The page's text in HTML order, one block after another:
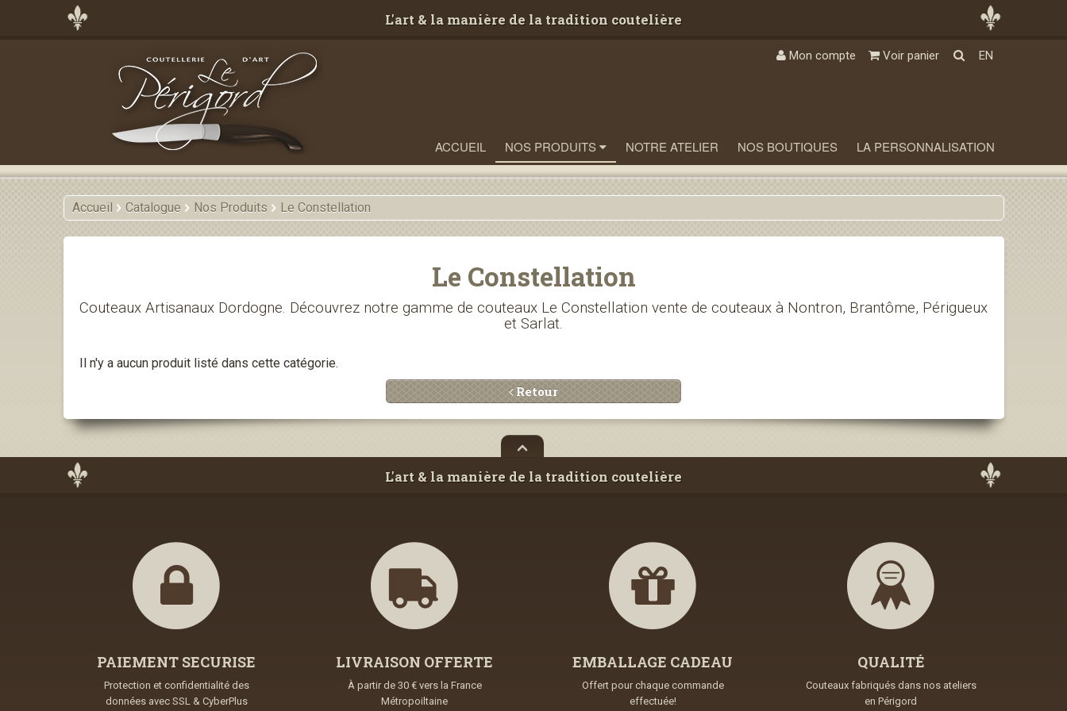
L'art & la manière de la tradition coutelière
EN
Mon compte Voir panier
ACCUEIL NOS PRODUITS NOTRE ATELIER NOS BOUTIQUES LA PERSONNALISATION
Accueil Catalogue Nos Produits Le Constellation
Le Constellation
Couteaux Artisanaux Dordogne. Découvrez notre gamme de couteaux Le Constellation vente de couteaux à Nontron, Brantôme, Périgueux
et Sarlat.
Il n'y a aucun produit listé dans cette catégorie.
Retour
L'art & la manière de la tradition coutelière
PAIEMENT SECURISE
Protection et confidentialité des
données avec SSL & CyberPlus
LIVRAISON OFFERTE
À partir de 30 € vers la France
Métropoiltaine
EMBALLAGE CADEAU
Offert pour chaque commande
effectuée!
QUALITÉ
Couteaux fabriqués dans nos ateliers
en Périgord